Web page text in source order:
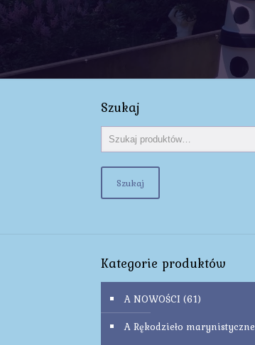
Szukaj
Szukaj
Kategorie produktów
A NOWOŚCI (61)
A Rękodzieło marynistyczne